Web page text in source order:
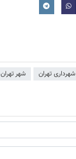
شهرداری تهران شهر تهران